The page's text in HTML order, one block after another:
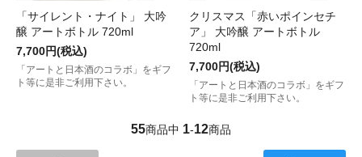
「サイレント・ナイト」 大吟
醸 アートボトル 720ml
7,700円(税込)
「アートと日本酒のコラボ」をギフ
ト等に是非ご利用下さい。
クリスマス「赤いポインセチ
ア」 大吟醸 アートボトル
720ml
7,700円(税込)
「アートと日本酒のコラボ」をギフ
ト等に是非ご利用下さい。
55商品中 1-12商品